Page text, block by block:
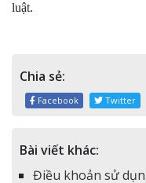
luật.
Chia sẻ:
Facebook Twitter
Bài viết khác:
Điều khoản sử